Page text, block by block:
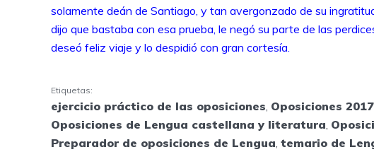
solamente deán de Santiago, y tan avergonzado de su
dijo que bastaba con esa prueba, le negó su parte de las
deseó feliz viaje y lo despidió con gran cortesía.
Etiquetas:
ejercicio práctico de las oposiciones, Oposiciones 2017
Oposiciones de Lengua castellana y literatura,
Preparador de oposiciones de Lengua, temario de